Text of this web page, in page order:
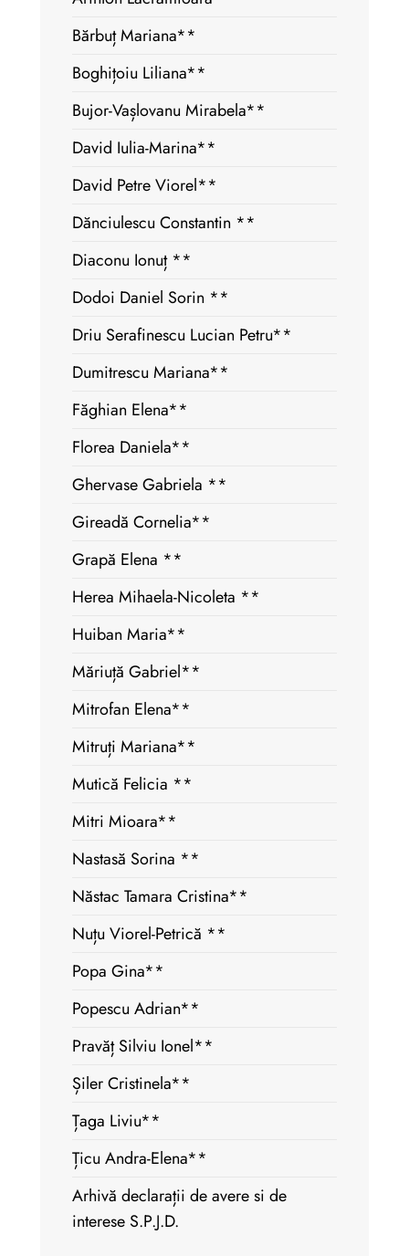
Bărbuț Mariana**
Boghițoiu Liliana**
Bujor-Vașlovanu Mirabela**
David Iulia-Marina**
David Petre Viorel**
Dănciulescu Constantin **
Diaconu Ionuț **
Dodoi Daniel Sorin **
Driu Serafinescu Lucian Petru**
Dumitrescu Mariana**
Făghian Elena**
Florea Daniela**
Ghervase Gabriela **
Gireadă Cornelia**
Grapă Elena **
Herea Mihaela-Nicoleta **
Huiban Maria**
Măriuță Gabriel**
Mitrofan Elena**
Mitruți Mariana**
Mutică Felicia **
Mitri Mioara**
Nastasă Sorina **
Năstac Tamara Cristina**
Nuțu Viorel-Petrică **
Popa Gina**
Popescu Adrian**
Pravăț Silviu Ionel**
Șiler Cristinela**
Țaga Liviu**
Țicu Andra-Elena**
Arhivă declarații de avere si de
interese S.P.J.D.